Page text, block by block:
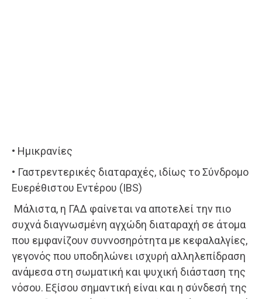
• Ημικρανίες
• Γαστρεντερικές διαταραχές, ιδίως το Σύνδρομο
Ευερέθιστου Εντέρου (IBS)
Μάλιστα, η ΓΑΔ φαίνεται να αποτελεί την πιο
συχνά διαγνωσμένη αγχώδη διαταραχή σε άτομα
που εμφανίζουν συννοσηρότητα με κεφαλαλγίες,
γεγονός που υποδηλώνει ισχυρή αλληλεπίδραση
ανάμεσα στη σωματική και ψυχική διάσταση της
νόσου. Εξίσου σημαντική είναι και η σύνδεσή της